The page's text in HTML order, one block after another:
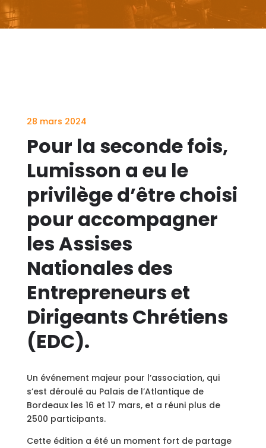
28 mars 2024
Pour la seconde fois,
Lumisson a eu le
privilège d’être choisi
pour accompagner
les Assises
Nationales des
Entrepreneurs et
Dirigeants Chrétiens
(EDC).
Un événement majeur pour l’association, qui
s’est déroulé au Palais de l’Atlantique de
Bordeaux les 16 et 17 mars, et a réuni plus de
2500 participants.
Cette édition a été un moment fort de partage